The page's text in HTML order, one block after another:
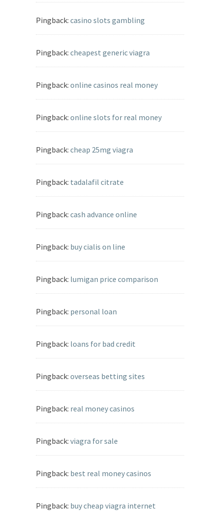
Pingback: casino slots gambling
Pingback: cheapest generic viagra
Pingback: online casinos real money
Pingback: online slots for real money
Pingback: cheap 25mg viagra
Pingback: tadalafil citrate
Pingback: cash advance online
Pingback: buy cialis on line
Pingback: lumigan price comparison
Pingback: personal loan
Pingback: loans for bad credit
Pingback: overseas betting sites
Pingback: real money casinos
Pingback: viagra for sale
Pingback: best real money casinos
Pingback: buy cheap viagra internet